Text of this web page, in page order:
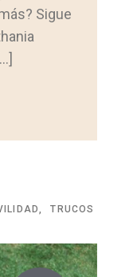
Sigue
TRUCOS